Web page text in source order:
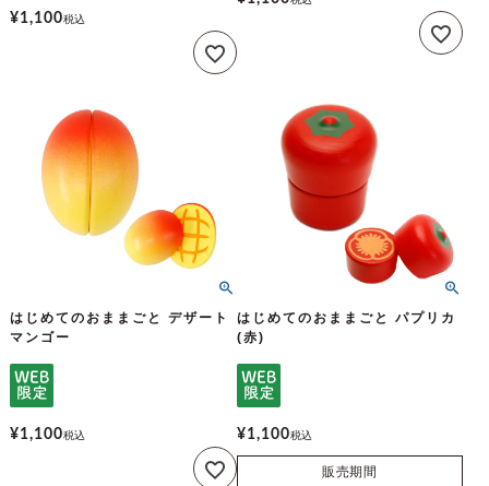
¥1,100税込
はじめてのおままごと デザート
マンゴー
¥1,100税込
はじめてのおままごと パプリカ
(赤)
¥1,100税込
販売期間